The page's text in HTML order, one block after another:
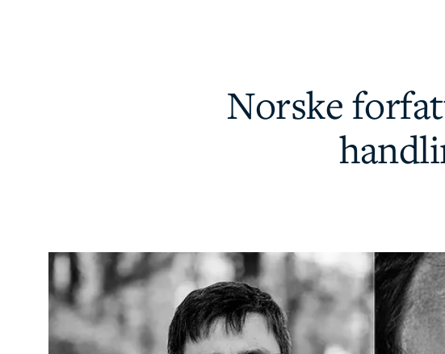
Norske